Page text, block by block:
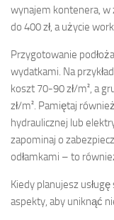
wynajem kontenera, w
do 400 zł, a użycie
Przygotowanie
wydatkami. Na
koszt 70-90 zł/m², a
zł/m². Pamiętaj
hydraulicznej lub
zapominaj o
odłamkami – to
Kiedy planujesz
aspekty, aby uniknąć